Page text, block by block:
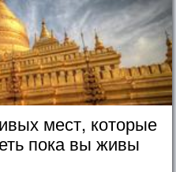
мест, которые
пока вы живы